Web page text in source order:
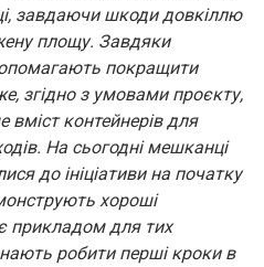
завдаючи шкоди довкіллю
площу. Завдяки
покращити
згідно з умовами проєкту,
вміст контейнерів для
На сьогодні мешканці
до ініціативи на початку
хороші
є прикладом для тих
робити перші кроки в